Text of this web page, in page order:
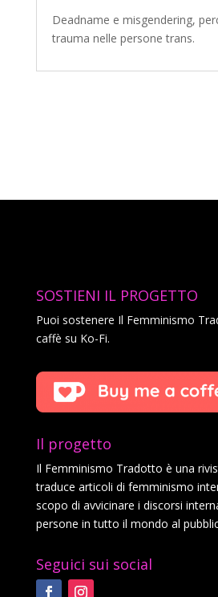
Deadname e misgendering,
trauma nelle persone trans.
SOSTIENI IL PROGETTO
Puoi sostenere Il Femminismo
caffè su Ko-Fi.
Il progetto
Il Femminismo Tradotto è una
traduce articoli di femminismo
scopo di avvicinare i discorsi
persone in tutto il mondo al
Seguici sui social